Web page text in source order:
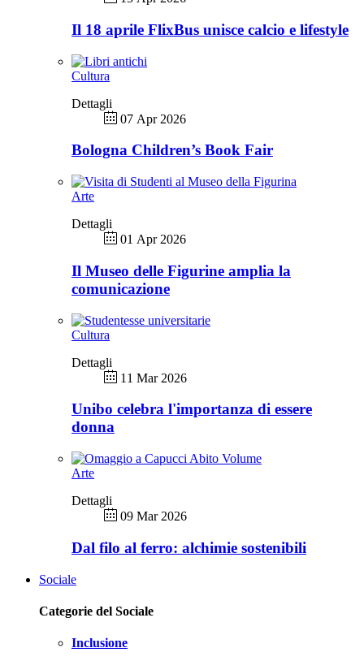
Il 18 aprile FlixBus unisce calcio e lifestyle
Cultura
Dettagli
07 Apr 2026
Bologna Children’s Book Fair
Arte
Dettagli
01 Apr 2026
Il Museo delle Figurine amplia la
comunicazione
Cultura
Dettagli
11 Mar 2026
Unibo celebra l'importanza di essere
donna
Arte
Dettagli
09 Mar 2026
Dal filo al ferro: alchimie sostenibili
Sociale
Categorie del Sociale
Inclusione